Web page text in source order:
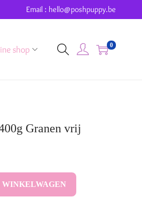
Email : hello@poshpuppy.be
shop 0
Granen vrij